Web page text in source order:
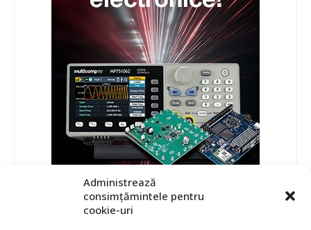
Administrează
consimțămintele pentru
cookie-uri